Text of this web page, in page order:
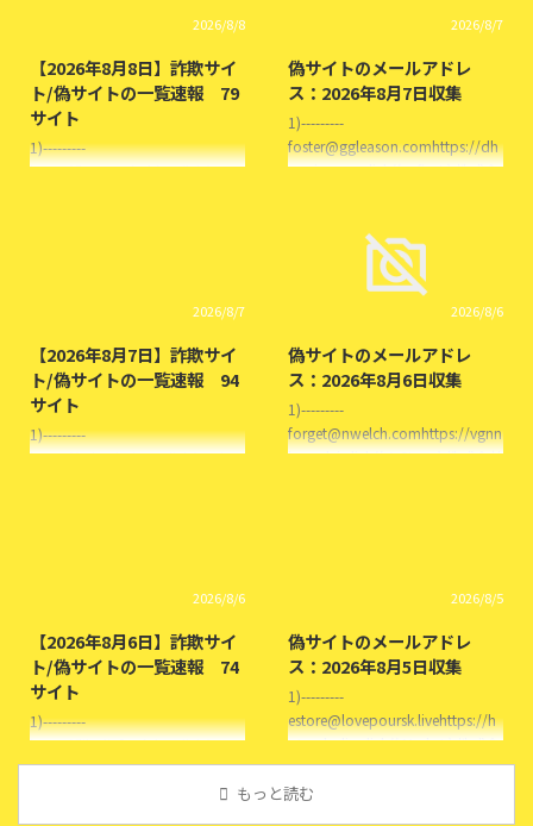
2026/8/8
【2026年8月8日】詐欺サイ
ト/偽サイトの一覧速報 79
サイト
1)---------
https://buytop.belthx.click/HOO
Market株式会社雑貨の陽だまり
buybox@bestphimvs.live 3)-------
--
https://cute.lizfreelabc.click/Sho
ppu株式会社しあわせモード ...
2026/8/7
偽サイトのメールアドレ
ス：2026年8月7日収集
1)---------
foster@ggleason.comhttps://dh
sua.iwquw.click/( reflect ) 株式会
fought@amclaughlin.barhttps://
xgieboi.zivmax.click/( LisaShop )
株式会社てらしゆ と名乗る偽サ
ukpp.fbeazpgf.shop/( Xukpp )
株式会社ミネター ...
2026/8/7
【2026年8月7日】詐欺サイ
ト/偽サイトの一覧速報 94
サイト
1)---------
https://atbsaleslmp.click/Market
OSHI株式会社ウォームライフ と
estore@lovepoursk.live 3)---------
https://eeiwixff.gfwapa.click/top
sale株式会社なとりが と名乗る偽
サイト ...
2026/8/6
偽サイトのメールアドレ
ス：2026年8月6日収集
1)---------
forget@nwelch.comhttps://vgnn
h.ymdvj.click/( A-Store ) 株式会社
xlxhpq.click/( chisiestore ) 株式会
社ふたはぐ と名 ...
2026/8/6
【2026年8月6日】詐欺サイ
ト/偽サイトの一覧速報 74
サイト
1)---------
https://like.lizfreelabc.click/Store
株式会社おともピュア と名乗る
2026/8/5
偽サイトのメールアドレ
ス：2026年8月5日収集
1)---------
estore@lovepoursk.livehttps://h
ot.paladix.click/( Market ) 株式会
社 まったり暮らし と名乗る偽サ
イト 2)---------
もっと読む